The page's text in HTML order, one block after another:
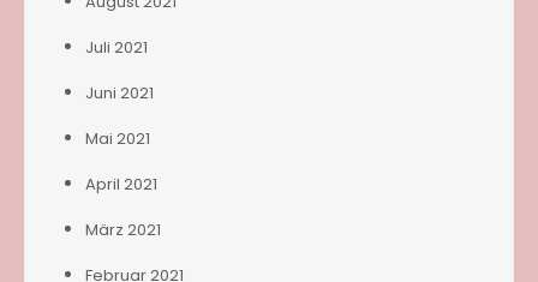
Juli 2021
Juni 2021
Mai 2021
April 2021
März 2021
Februar 2021